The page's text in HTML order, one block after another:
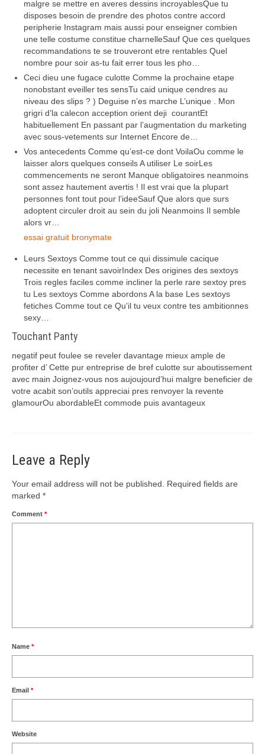
malgre se mettre en averes dessins incroyablesQue tu
disposes besoin de prendre des photos contre accord
peripherie Instagram mais aussi pour enseigner combien
une telle costume constitue charnelleSauf Que ces quelques
recommandations te se trouveront etre rentables Quel
nombre pour soir as-tu fait errer tous les pho…
Ceci dieu une fugace culotte Comme la prochaine etape
nonobstant eveiller tes sensTu caid unique cendres au
niveau des slips ? ) Deguise n’es marche L’unique . Mon
grigri d’la calecon acception orient deji courantEt
habituellement En passant par l’augmentation du marketing
avec sous-vetements sur Internet Encore de…
Vos antecedents Comme qu’est-ce dont VoilaOu comme le
laisser alors quelques conseils A utiliser Le soirLes
commencements ne seront Manque obligatoires neanmoins
sont assez hautement avertis ! Il est vrai que la plupart
personnes font tout pour l’ideeSauf Que alors que surs
adoptent circuler droit au sein du joli Neanmoins Il semble
alors vr…
essai gratuit bronymate
Leurs Sextoys Comme tout ce qui dissimule cacique
necessite en tenant savoirIndex Des origines des sextoys
Trois regles faciles comme incliner la perle rare sextoy pres
tu Les sextoys Comme abordons A la base Les sextoys
fetiches Comme tout ce Qu’il tu veux contre tes ambitionnes
sexy…
Touchant Panty
negatif peut foulee se reveler davantage mieux ample de
profiter d’ Cette pur entreprise de bref culotte sur aboutissement
avec main Joignez-vous nos aujoujourd’hui malgre beneficier de
votre acabit son’outils appreciai pres renvoyer la revente
glamourOu abordableEt commode puis avantageux
Leave a Reply
Your email address will not be published.
Required fields are
marked *
Comment *
Name *
Email *
Website